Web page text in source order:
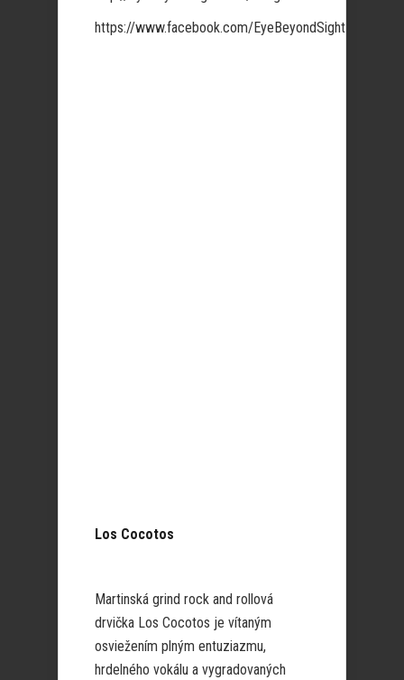
https://www.facebook.com/EyeBeyondSight
Los Cocotos
Martinská grind rock and rollová
drvička Los Cocotos je vítaným
osviežením plným entuziazmu,
hrdelného vokálu a vygradovaných